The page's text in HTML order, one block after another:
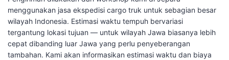
menggunakan jasa ekspedisi cargo truk untuk sebagian besar
wilayah Indonesia. Estimasi waktu tempuh bervariasi
tergantung lokasi tujuan — untuk wilayah Jawa biasanya lebih
cepat dibanding luar Jawa yang perlu penyeberangan
tambahan. Kami akan informasikan estimasi waktu dan biaya